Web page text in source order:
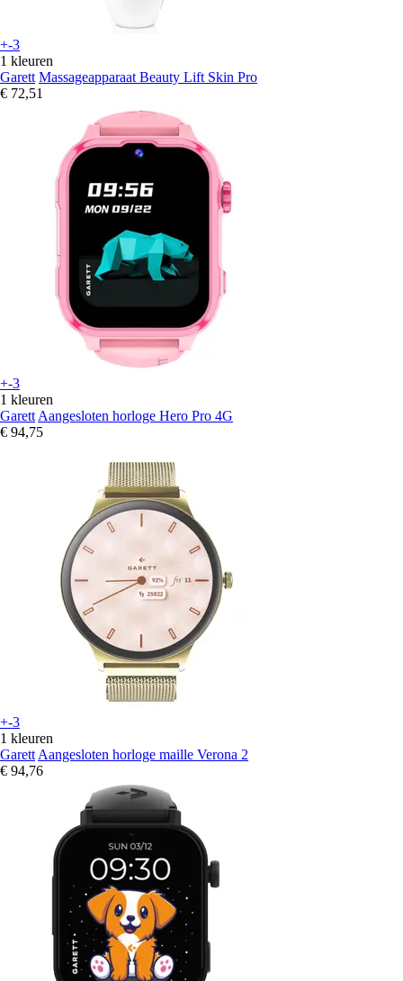
+-3
1 kleuren
Garett Massageapparaat Beauty Lift Skin Pro
€ 72,51
+-3
1 kleuren
Garett Aangesloten horloge Hero Pro 4G
€ 94,75
+-3
1 kleuren
Garett Aangesloten horloge maille Verona 2
€ 94,76